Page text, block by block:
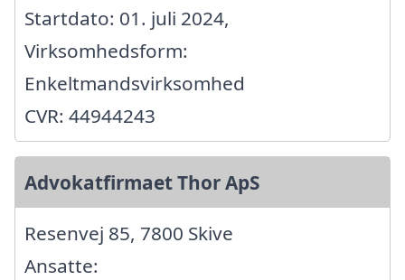
Startdato: 01. juli 2024,
Virksomhedsform:
Enkeltmandsvirksomhed
CVR: 44944243
Advokatfirmaet Thor ApS
Resenvej 85, 7800 Skive
Ansatte: